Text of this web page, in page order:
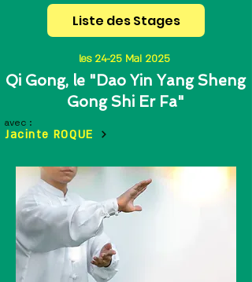
Liste des Stages
les 24-25 Mai 2025
Qi Gong, le "Dao Yin Yang Sheng
Gong Shi Er Fa"
Jacinte ROQUE
avec :